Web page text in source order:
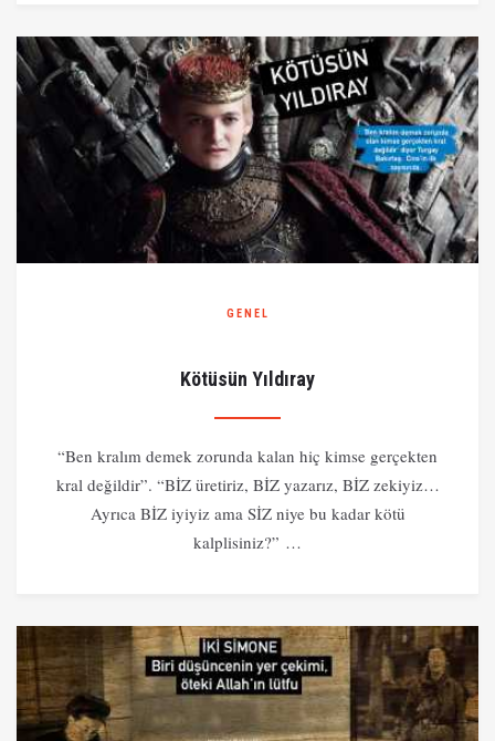
GENEL
Kötüsün Yıldıray
“Ben kralım demek zorunda kalan hiç kimse gerçekten
kral değildir”. “BİZ üretiriz, BİZ yazarız, BİZ zekiyiz…
Ayrıca BİZ iyiyiz ama SİZ niye bu kadar kötü
kalplisiniz?” …